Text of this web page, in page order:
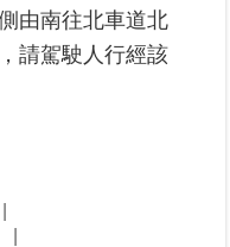
由南往北車道北
請駕駛人行經該